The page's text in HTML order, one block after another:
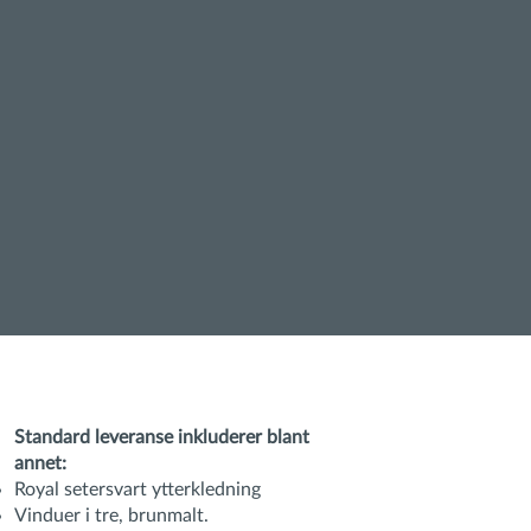
Standard leveranse inkluderer blant
annet:
Royal setersvart ytterkledning
Vinduer i tre, brunmalt.